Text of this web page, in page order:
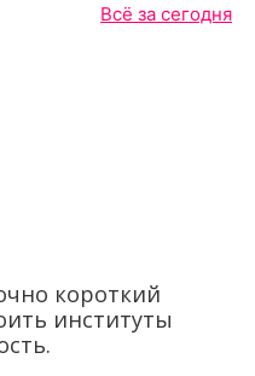
Всё за сегодня
короткий
институты